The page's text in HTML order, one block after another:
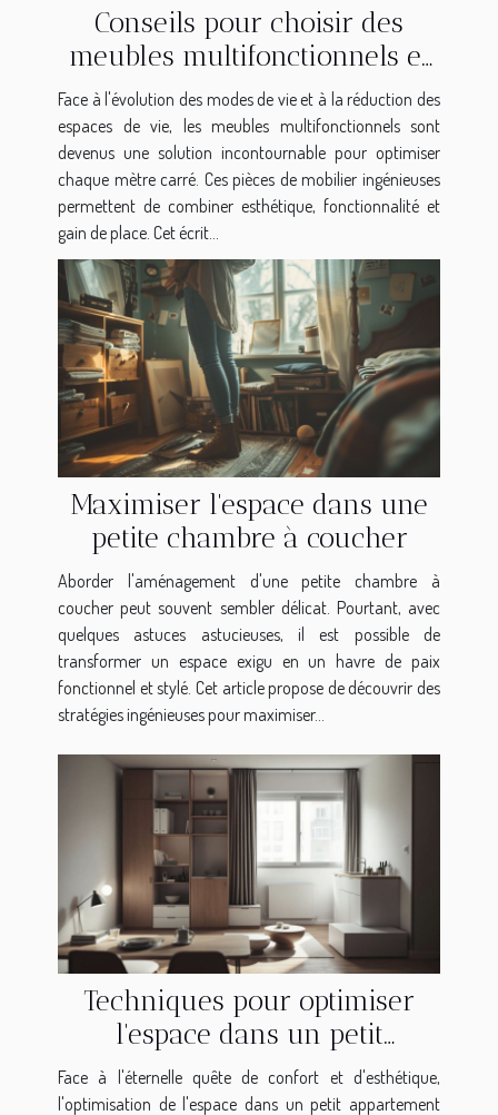
Conseils pour choisir des
meubles multifonctionnels et
gagner de la place
Face à l'évolution des modes de vie et à la réduction des
espaces de vie, les meubles multifonctionnels sont
devenus une solution incontournable pour optimiser
chaque mètre carré. Ces pièces de mobilier ingénieuses
permettent de combiner esthétique, fonctionnalité et
gain de place. Cet écrit...
Maximiser l'espace dans une
petite chambre à coucher
Aborder l'aménagement d'une petite chambre à
coucher peut souvent sembler délicat. Pourtant, avec
quelques astuces astucieuses, il est possible de
transformer un espace exigu en un havre de paix
fonctionnel et stylé. Cet article propose de découvrir des
stratégies ingénieuses pour maximiser...
Techniques pour optimiser
l'espace dans un petit
appartement
Face à l'éternelle quête de confort et d'esthétique,
l'optimisation de l'espace dans un petit appartement